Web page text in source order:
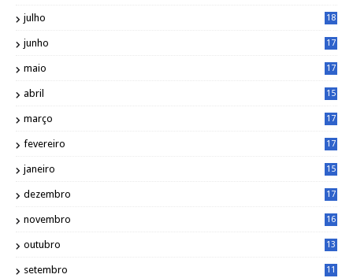
julho
18
junho
17
maio
17
abril
15
março
17
fevereiro
17
janeiro
15
dezembro
17
novembro
16
outubro
13
setembro
11